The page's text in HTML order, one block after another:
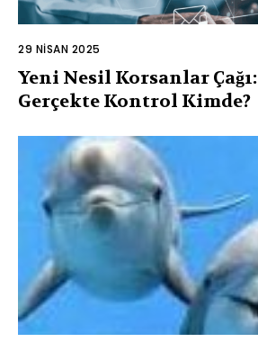
29 NISAN 2025
Yeni Nesil Korsanlar Çağı:
Gerçekte Kontrol Kimde?